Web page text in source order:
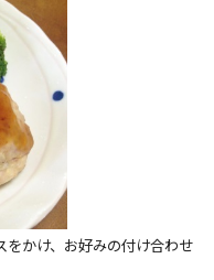
をかけ、お好みの付け合わせ